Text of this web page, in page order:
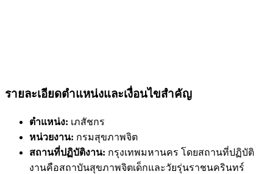
รายละเอียดตำแหน่งและเงื่อนไขสำคัญ
ตำแหน่ง: เภสัชกร
หน่วยงาน: กรมสุขภาพจิต
สถานที่ปฏิบัติงาน: กรุงเทพมหานคร โดยสถานที่ปฏิบัติ
งานคือสถาบันสุขภาพจิตเด็กและวัยรุ่นราชนครินทร์